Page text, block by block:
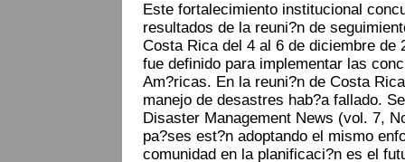
Este fortalecimiento institucional
resultados de la reuni?n de
Costa Rica del 4 al 6 de diciembre de
fue definido para implementar las
Am?ricas. En la reuni?n de Costa
manejo de desastres hab?a fallado.
Disaster Management News (vol. 7,
pa?ses est?n adoptando el mismo
comunidad en la planificaci?n es el